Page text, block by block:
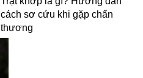
cách sơ cứu khi gặp chấn
thương